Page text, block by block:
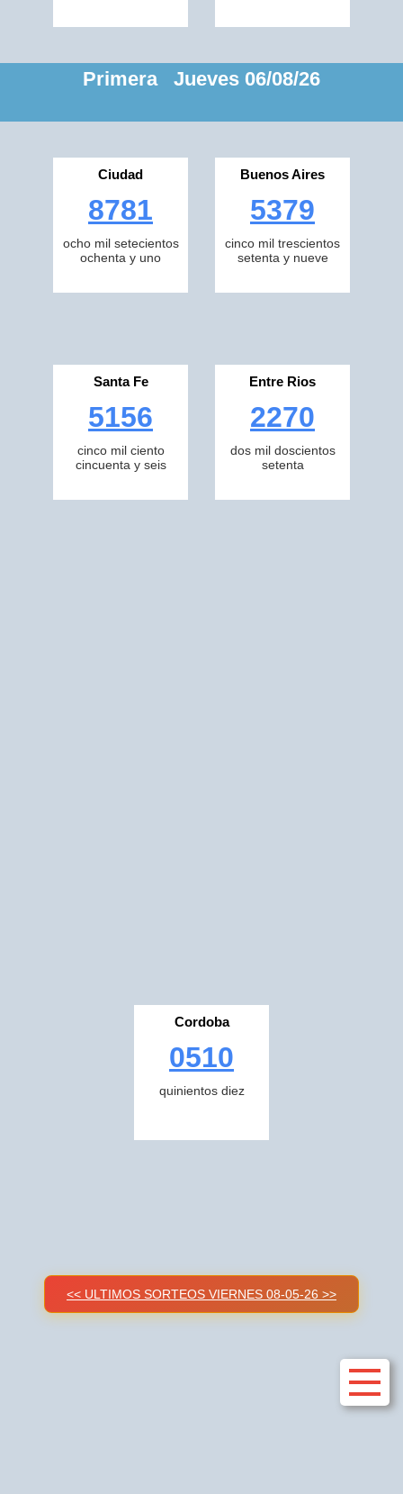
Primera Jueves 06/08/26
Ciudad
8781
ocho mil setecientos
ochenta y uno
Buenos Aires
5379
cinco mil trescientos
setenta y nueve
Santa Fe
5156
cinco mil ciento
cincuenta y seis
Entre Rios
2270
dos mil doscientos
setenta
Cordoba
0510
quinientos diez
<< ULTIMOS SORTEOS VIERNES 08-05-26 >>